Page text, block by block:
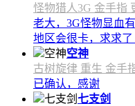
怪物猎人3G 金手指
老大，3G怪物显血
地区会很卡，求求了
空神
古树旋律 重生 金手
已确认，感谢
七支剑